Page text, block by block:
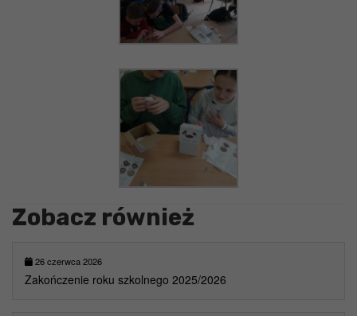
Zobacz również
26 czerwca 2026
Zakończenie roku szkolnego 2025/2026